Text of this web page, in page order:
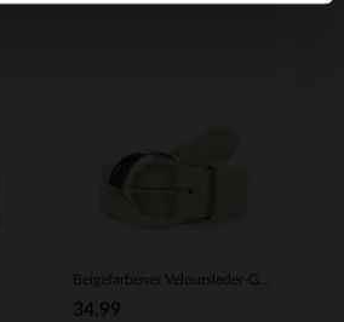
34.99